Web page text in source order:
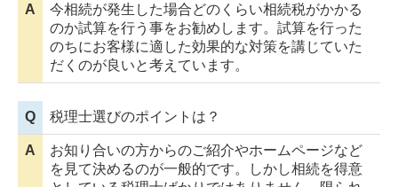
A
今相続が発生した場合どのくらい相続税がかかる
のか試算を行う事をお勧めします。試算を行った
のちにお客様に適した効果的な対策を講じていた
だくのが良いと考えています。
Q 税理士選びのポイントは？
A
お知り合いの方からのご紹介やホームページなど
を見て決めるのが一般的です。しかし相続を得意